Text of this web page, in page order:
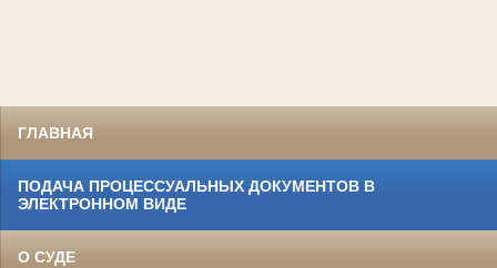
ГЛАВНАЯ
ПОДАЧА ПРОЦЕССУАЛЬНЫХ ДОКУМЕНТОВ В
ЭЛЕКТРОННОМ ВИДЕ
О СУДЕ